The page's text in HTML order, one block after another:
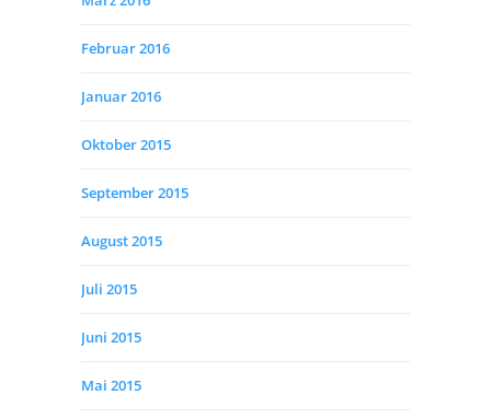
Februar 2016
Januar 2016
Oktober 2015
September 2015
August 2015
Juli 2015
Juni 2015
Mai 2015